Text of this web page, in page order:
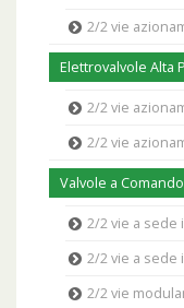
2/2 vie
Elettrovalvole Alta
2/2 vie
2/2 vie
Valvole a
2/2 vie a sede
2/2 vie a sede
2/2 vie